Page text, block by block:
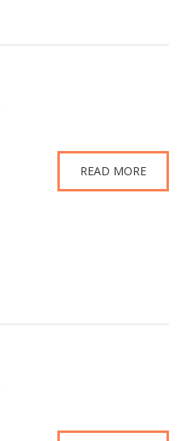
READ MORE